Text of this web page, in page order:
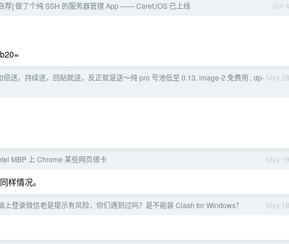
Jun 4
荐] 做了个纯 SSH 的服务器管理 App —— Caret,iOS 已上线
May 28
倍送，持续送，回贴就送，反正就是送～纯 pro 号池低至 0.13, image-2 免费用 , dp-
May 19
MBP 上 Chrome 某些网页很卡
样情况。
May 18
上登录微信老是提示有风险，你们遇到过吗？是不能装 Clash for Windows？